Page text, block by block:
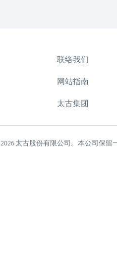
联络我们
网站指南
太古集团
2026 太古股份有限公司。本公司保留